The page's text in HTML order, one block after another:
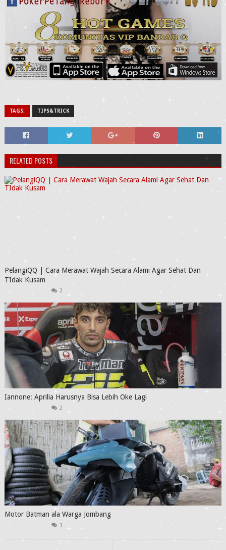
TAGS: TIPS&TRICK
RELATED POSTS
PelangiQQ | Cara Merawat Wajah Secara Alami Agar Sehat Dan
TIdak Kusam
2
Iannone: Aprilia Harusnya Bisa Lebih Oke Lagi
2
Motor Batman ala Warga Jombang
1